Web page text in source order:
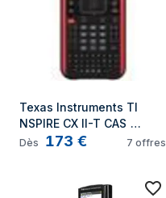
Texas Instruments TI
NSPIRE CX II-T CAS
calculatrice Poche
Dès 173 € 7 offres